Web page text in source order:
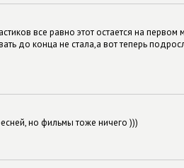
все равно этот остается на
до конца не стала,а вот теперь
но фильмы тоже ничего )))